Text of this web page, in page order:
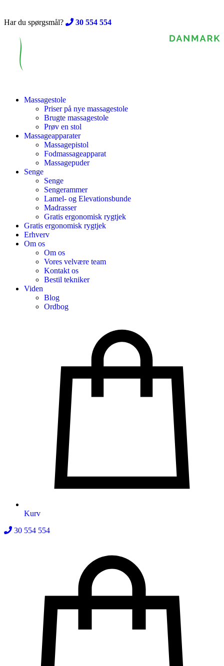
content
Har du spørgsmål? 30 554 554
Massagestole
Priser på nye massagestole
Brugte massagestole
Prøv en stol
Massageapparater
Massagepistol
Fodmassageapparat
Massagepuder
Senge
Senge
Sengerammer
Lamel- og Elevationsbunde
Madrasser
Gratis ergonomisk rygtjek
Gratis ergonomisk rygtjek
Erhverv
Om os
Om os
Vores velvære team
Kontakt os
Bestil tekniker
Viden
Blog
Ordbog
Kurv
30 554 554